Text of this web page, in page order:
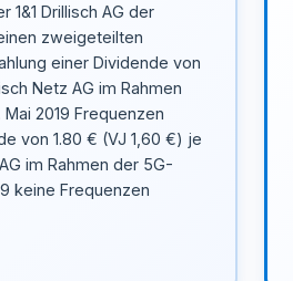
Drillisch AG der
zweigeteilten
einer Dividende von
Netz AG im Rahmen
2019 Frequenzen
von 1.80 € (VJ 1,60 €) je
im Rahmen der 5G-
keine Frequenzen